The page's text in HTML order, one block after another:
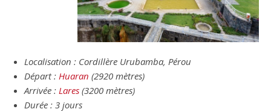
Localisation : Cordillère Urubamba, Pérou
Départ : Huaran (2920 mètres)
Arrivée : Lares (3200 mètres)
Durée : 3 jours